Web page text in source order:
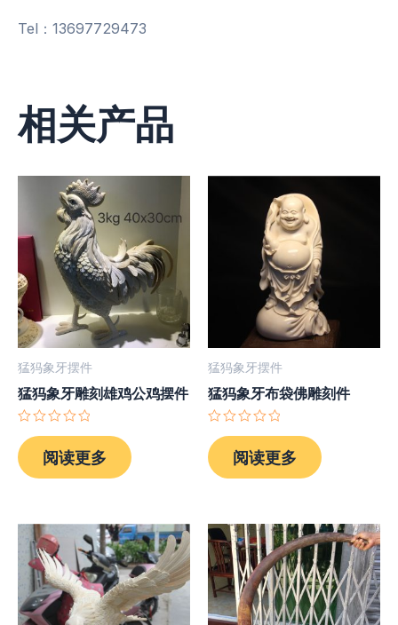
Tel：13697729473
相关产品
猛犸象牙摆件
猛犸象牙雕刻雄鸡公鸡摆件
评
分
0
&sol;
阅读更多
猛犸象牙摆件
猛犸象牙布袋佛雕刻件
评
分
0
&sol;
阅读更多